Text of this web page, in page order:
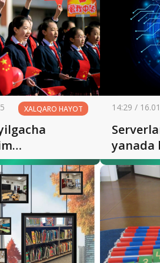
XALQARO HAYOT
aylanadi
14:29 /
yanada
zarur